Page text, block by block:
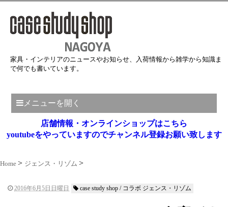
家具・インテリアのニュースやお知らせ、入荷情報から雑学から知識ま
で何でも書いています。
メニューを開く
店舗情報・オンラインショップはこちら
youtubeをやっていますのでチャンネル登録お願い致します
Home ジェンス・リゾム
2016年6月5日日曜日 case study shop / コラボ ジェンス・リゾム